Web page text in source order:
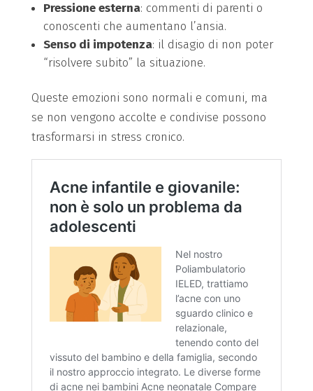
Pressione esterna: commenti di parenti o
conoscenti che aumentano l’ansia.
Senso di impotenza: il disagio di non poter
“risolvere subito” la situazione.
Queste emozioni sono normali e comuni, ma
se non vengono accolte e condivise possono
trasformarsi in stress cronico.